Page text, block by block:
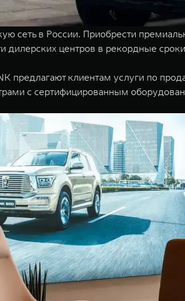
сеть в России. Приобрести
дилерских центров в рекордные
предлагают клиентам услуги по
с сертифицированным